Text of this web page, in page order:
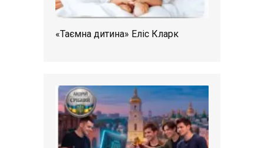
«Таємна дитина» Еліс Кларк